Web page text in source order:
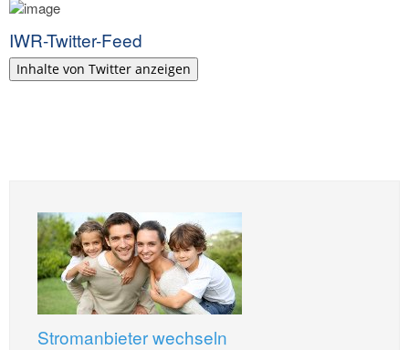
IWR-Twitter-Feed
Inhalte von Twitter anzeigen
Stromanbieter wechseln